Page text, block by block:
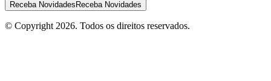
Receba Novidades Receba Novidades
© Copyright 2026. Todos os direitos reservados.